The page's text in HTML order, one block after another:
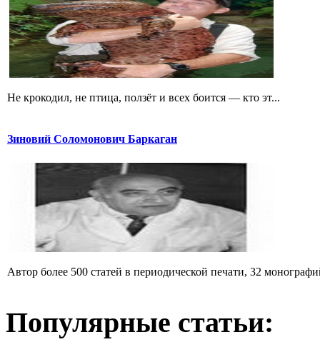
Не крокодил, не птица, ползёт и всех боится — кто эт...
Зиновий Соломонович Баркаган
Автор более 500 статей в периодической печати, 32
Популярные статьи: